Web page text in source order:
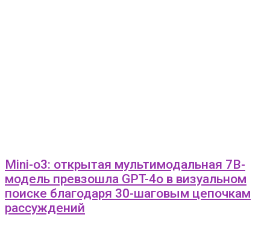
Mini-o3: открытая мультимодальная 7B-
модель превзошла GPT-4o в визуальном
поиске благодаря 30-шаговым цепочкам
рассуждений